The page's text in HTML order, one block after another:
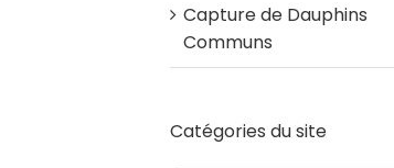
Capture de Dauphins
Communs
Catégories du site